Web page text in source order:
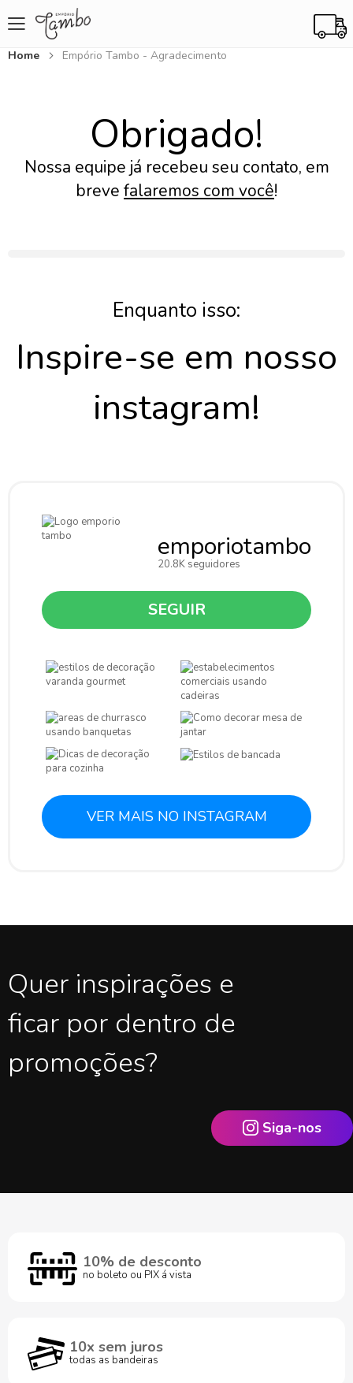
Home Empório Tambo - Agradecimento
Obrigado!
Nossa equipe já recebeu seu contato, em
breve falaremos com você!
Enquanto isso:
Inspire-se em nosso
instagram!
emporiotambo
20.8K seguidores
SEGUIR
VER MAIS NO INSTAGRAM
Quer inspirações e
ficar por dentro de
promoções?
Siga-nos
10% de desconto
no boleto ou PIX á vista
10x sem juros
todas as bandeiras